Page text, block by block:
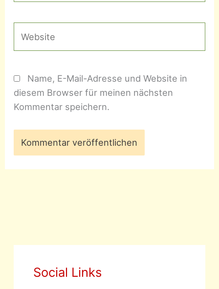
Name, E-Mail-Adresse und Website in
diesem Browser für meinen nächsten
Kommentar speichern.
Social Links